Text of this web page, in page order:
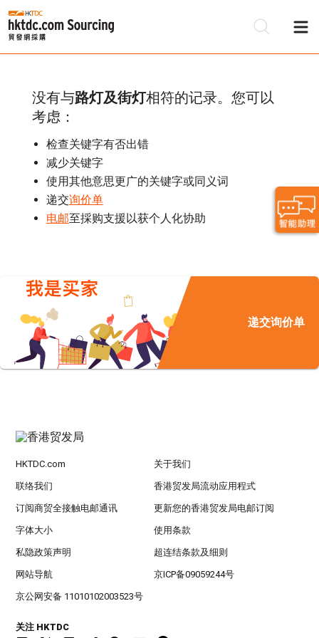
没有与路灯及街灯相符的记录。您可以
考虑：
检查关键字有否出错
减少关键字
使用其他意思更广的关键字或同义词
递交询价单
电邮至採购支援以获个人化协助
递交询价单
HKTDC.com 关于我们
联络我们 香港贸发局流动应用程式
订阅商贸全接触电邮通讯 更新您的香港贸发局电邮订阅
字体大小 使用条款
私隐政策声明 超连结条款及细则
网站导航 京ICP备09059244号
京公网安备 11010102003523号
关注 HKTDC